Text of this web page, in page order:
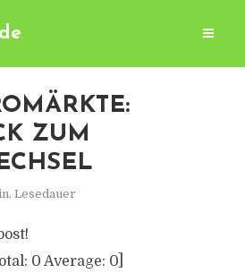
ZUM
Lesedauer
0 Average: 0]